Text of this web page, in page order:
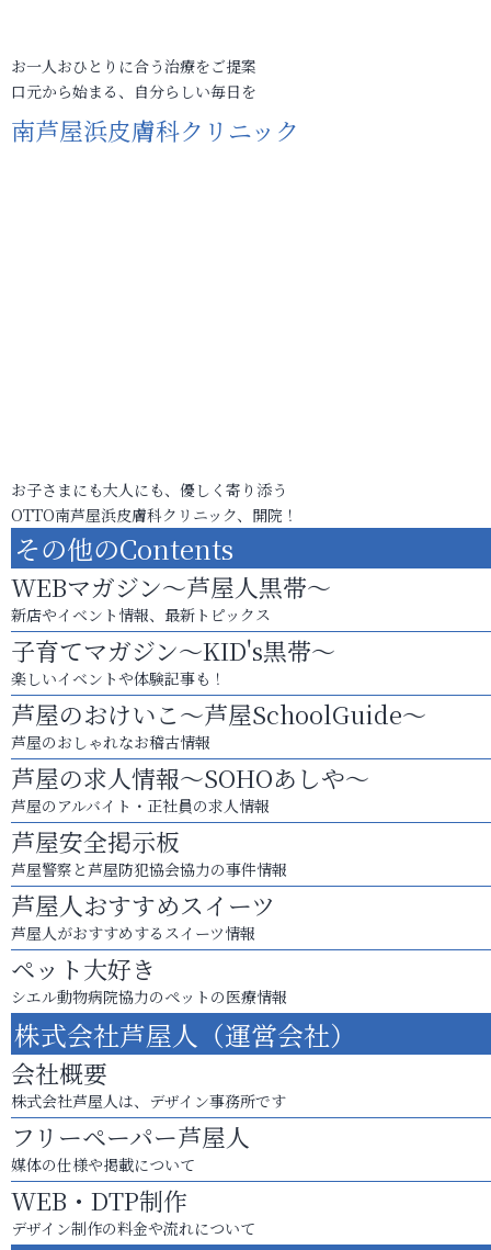
お一人おひとりに合う治療をご提案
口元から始まる、自分らしい毎日を
南芦屋浜皮膚科クリニック
お子さまにも大人にも、優しく寄り添う
OTTO南芦屋浜皮膚科クリニック、開院！
その他のContents
WEBマガジン～芦屋人黒帯～
新店やイベント情報、最新トピックス
子育てマガジン～KID's黒帯～
楽しいイベントや体験記事も！
芦屋のおけいこ～芦屋SchoolGuide～
芦屋のおしゃれなお稽古情報
芦屋の求人情報～SOHOあしや～
芦屋のアルバイト・正社員の求人情報
芦屋安全掲示板
芦屋警察と芦屋防犯協会協力の事件情報
芦屋人おすすめスイーツ
芦屋人がおすすめするスイーツ情報
ペット大好き
シエル動物病院協力のペットの医療情報
株式会社芦屋人（運営会社）
会社概要
株式会社芦屋人は、デザイン事務所です
フリーペーパー芦屋人
媒体の仕様や掲載について
WEB・DTP制作
デザイン制作の料金や流れについて